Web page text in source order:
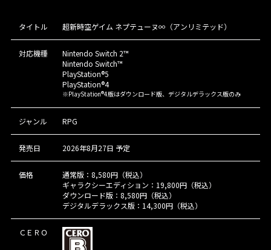
タイトル 超新時空ゲイム ネプテューヌ∞（アンリミテッド）
対応機種
Nintendo Switch 2™
Nintendo Switch™
PlayStation®5
PlayStation®4
※PlayStation®4版はダウンロード版、デジタルデラックス版のみ
ジャンル RPG
発売日 2026年8月27日 予定
価格
通常版：8,580円（税込）
ギャラクシーエディション：19,800円（税込）
ダウンロード版：8,580円（税込）
デジタルデラックス版：14,300円（税込）
ＣＥＲＯ